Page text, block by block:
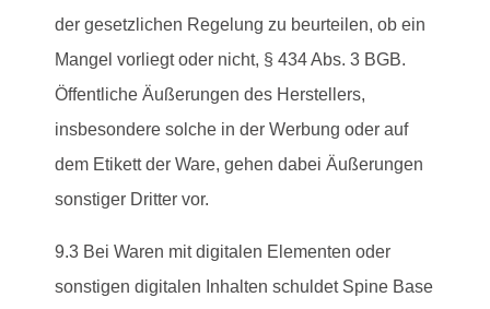
der gesetzlichen Regelung zu beurteilen, ob ein
Mangel vorliegt oder nicht, § 434 Abs. 3 BGB.
Öffentliche Äußerungen des Herstellers,
insbesondere solche in der Werbung oder auf
dem Etikett der Ware, gehen dabei Äußerungen
sonstiger Dritter vor.
9.3 Bei Waren mit digitalen Elementen oder
sonstigen digitalen Inhalten schuldet Spine Base